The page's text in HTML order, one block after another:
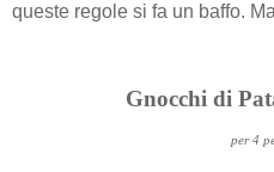
queste regole si fa un baffo.
Gnocchi di
per 4